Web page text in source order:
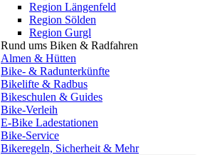
Region Längenfeld
Region Sölden
Region Gurgl
Rund ums Biken & Radfahren
Almen & Hütten
Bike- & Radunterkünfte
Bikelifte & Radbus
Bikeschulen & Guides
Bike-Verleih
E-Bike Ladestationen
Bike-Service
Bikeregeln, Sicherheit & Mehr